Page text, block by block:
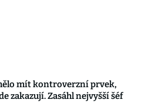
mít kontroverzní prvek,
zakazují. Zasáhl nejvyšší šéf